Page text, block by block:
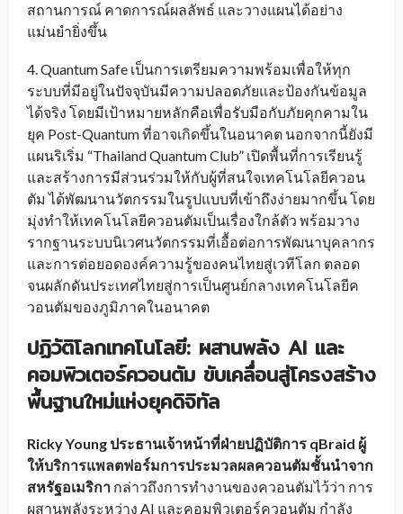
สถานการณ์ คาดการณ์ผลลัพธ์ และวางแผนได้อย่าง
แม่นยำยิ่งขึ้น
4. Quantum Safe เป็นการเตรียมความพร้อมเพื่อให้ทุก
ระบบที่มีอยู่ในปัจจุบันมีความปลอดภัยและป้องกันข้อมูล
ได้จริง โดยมีเป้าหมายหลักคือเพื่อรับมือกับภัยคุกคามใน
ยุค Post-Quantum ที่อาจเกิดขึ้นในอนาคต นอกจากนี้ยังมี
แผนริเริ่ม “Thailand Quantum Club” เปิดพื้นที่การเรียนรู้
และสร้างการมีส่วนร่วมให้กับผู้ที่สนใจเทคโนโลยีควอน
ตัม ได้พัฒนานวัตกรรมในรูปแบบที่เข้าถึงง่ายมากขึ้น โดย
มุ่งทำให้เทคโนโลยีควอนตัมเป็นเรื่องใกล้ตัว พร้อมวาง
รากฐานระบบนิเวศนวัตกรรมที่เอื้อต่อการพัฒนาบุคลากร
และการต่อยอดองค์ความรู้ของคนไทยสู่เวทีโลก ตลอด
จนผลักดันประเทศไทยสู่การเป็นศูนย์กลางเทคโนโลยีค
วอนตัมของภูมิภาคในอนาคต
ปฏิวัติโลกเทคโนโลยี: ผสานพลัง AI และ
คอมพิวเตอร์ควอนตัม ขับเคลื่อนสู่โครงสร้าง
พื้นฐานใหม่แห่งยุคดิจิทัล
Ricky Young ประธานเจ้าหน้าที่ฝ่ายปฏิบัติการ qBraid ผู้
ให้บริการแพลตฟอร์มการประมวลผลควอนตัมชั้นนำจาก
สหรัฐอเมริกา กล่าวถึงการทำงานของควอนตัมไว้ว่า การ
ผสานพลังระหว่าง AI และคอมพิวเตอร์ควอนตัม กำลัง